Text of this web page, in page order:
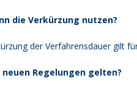
die Verkürzung nutzen?
der Verfahrensdauer gilt
neuen Regelungen gelten?